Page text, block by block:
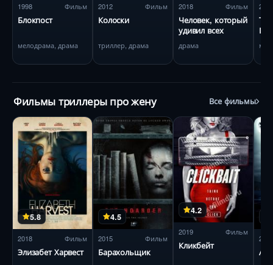
1998 Фильм
Блокпост
мелодрама, драма
2012 Фильм
Колоски
триллер, драма
2018 Фильм
Человек, который
удивил всех
драма
2004
Фильмы триллеры про жену Все фильмы
5.8
2018 Фильм
Элизабет Харвест
4.5
2015 Фильм
Барахольщик
4.2
2019 Фильм
Кликбейт
2015